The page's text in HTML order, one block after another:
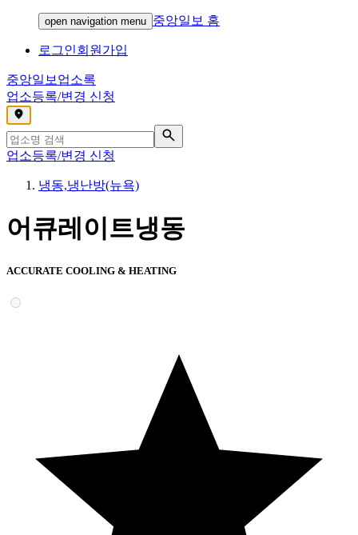
open navigation menu 중앙일보 홈
로그인회원가입
중앙일보 업소록
업소등록/변경 신청
,
업소등록/변경 신청
냉동,냉난방(뉴욕)
어큐레이트냉동
ACCURATE COOLING & HEATING